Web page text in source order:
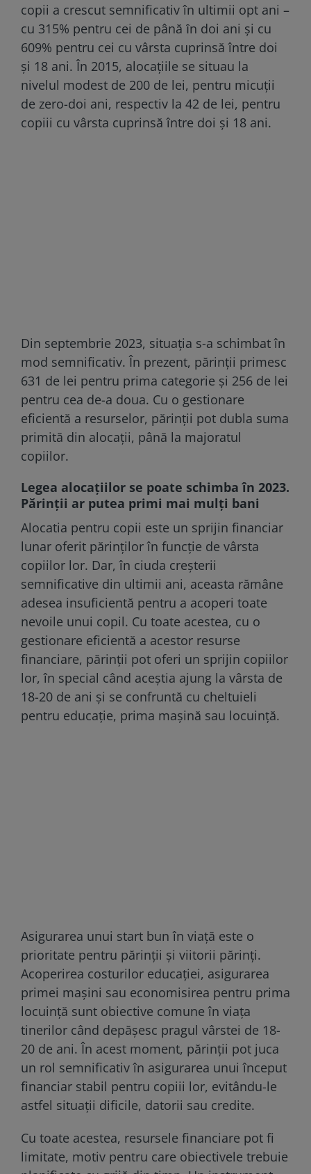
copii a crescut semnificativ în ultimii opt ani –
cu 315% pentru cei de până ȋn doi ani și cu
609% pentru cei cu vârsta cuprinsă între doi
și 18 ani. În 2015, alocațiile se situau la
nivelul modest de 200 de lei, pentru micuții
de zero-doi ani, respectiv la 42 de lei, pentru
copiii cu vârsta cuprinsă între doi și 18 ani.
Din septembrie 2023, situația s-a schimbat în
mod semnificativ. În prezent, părinții primesc
631 de lei pentru prima categorie și 256 de lei
pentru cea de-a doua. Cu o gestionare
eficientă a resurselor, părinții pot dubla suma
primită din alocații, până la majoratul
copiilor.
Legea alocațiilor se poate schimba în 2023.
Părinții ar putea primi mai mulți bani
Alocatia pentru copii este un sprijin financiar
lunar oferit părinților în funcție de vârsta
copiilor lor. Dar, în ciuda creșterii
semnificative din ultimii ani, aceasta rămâne
adesea insuficientă pentru a acoperi toate
nevoile unui copil. Cu toate acestea, cu o
gestionare eficientă a acestor resurse
financiare, părinții pot oferi un sprijin copiilor
lor, în special când aceștia ajung la vârsta de
18-20 de ani și se confruntă cu cheltuieli
pentru educație, prima mașină sau locuință.
Asigurarea unui start bun în viață este o
prioritate pentru părinții și viitorii părinți.
Acoperirea costurilor educației, asigurarea
primei mașini sau economisirea pentru prima
locuință sunt obiective comune în viața
tinerilor când depășesc pragul vârstei de 18-
20 de ani. În acest moment, părinții pot juca
un rol semnificativ în asigurarea unui început
financiar stabil pentru copiii lor, evitându-le
astfel situații dificile, datorii sau credite.
Cu toate acestea, resursele financiare pot fi
limitate, motiv pentru care obiectivele trebuie